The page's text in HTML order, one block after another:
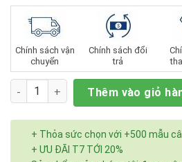
Chính sách vận
chuyển
Chính sách đổi
trả
Số lượng Thêm vào giỏ
+ Thỏa sức chọn với +500 mẫu
+ ƯU ĐÃI T7 TỚI 20%